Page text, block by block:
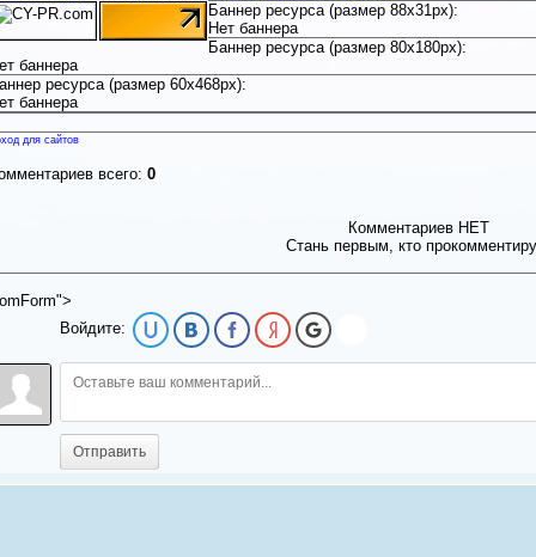
Баннер ресурса (размер 88x31px):
Нет баннера
Баннер ресурса (размер 80x180px):
баннера
ресурса (размер 60x468px):
баннера
для сайтов
всего: 0
Комментариев НЕТ
Стань первым, кто
Войдите:
Отправить